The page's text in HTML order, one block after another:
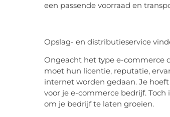
een passende voorraad en
Opslag- en distributieservice
Ongeacht het type e-commerce
moet hun licentie, reputatie,
internet worden gedaan. Je
voor je e-commerce bedrijf. Toch
om je bedrijf te laten groeien.